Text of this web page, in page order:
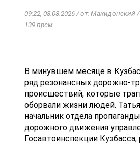
09:22, 08.08.2026 / от: Макидонский
139 прсм.
В минувшем месяце в
ряд резонансных дорожно-
происшествий, которые
оборвали жизни людей.
начальник отдела
дорожного движения
Госавтоинспекции Кузбасса,